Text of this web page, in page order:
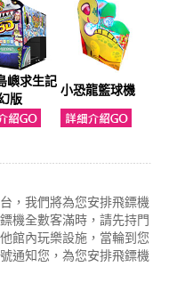
嶼求生記
版
小恐龍籃球機
，我們將為您安排飛鏢機
機全數客滿時，請先持門
館內玩樂設施，當輪到您
通知您，為您安排飛鏢機